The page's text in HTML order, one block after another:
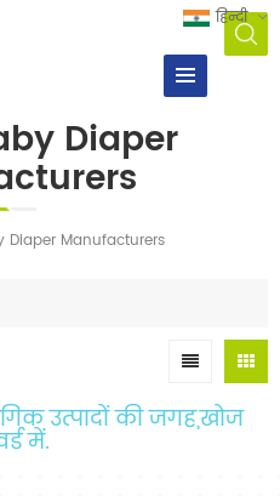
हिन्दी
Diaper
Diaper Manufacturers
उत्पादों की जगह,खोज
में.